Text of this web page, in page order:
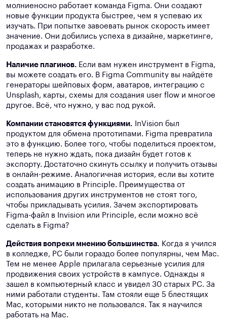
молниеносно работает команда Figma. Они создают
новые функции продукта быстрее, чем я успеваю их
изучать. При попытке завоевать рынок скорость имеет
значение. Они добились успеха в дизайне, маркетинге,
продажах и разработке.
Наличие плагинов. Если вам нужен инструмент в Figma,
вы можете создать его. В Figma Community вы найдёте
генераторы шейповых форм, аватаров, интеграцию с
Unsplash, карты, схемы для создания user flow и многое
другое. Всё, что нужно, у вас под рукой.
Компании становятся функциями. InVision был
продуктом для обмена прототипами. Figma превратила
это в функцию. Более того, чтобы поделиться проектом,
теперь не нужно ждать, пока дизайн будет готов к
экспорту. Достаточно скинуть ссылку и получить отзывы
в онлайн-режиме. Аналогичная история, если вы хотите
создать анимацию в Principle. Преимущества от
использования других инструментов не стоят того,
чтобы прикладывать усилия. Зачем экспортировать
Figma-файл в Invision или Principle, если можно всё
сделать в Figma?
Действия вопреки мнению большинства. Когда я учился
в колледже, PC были гораздо более популярны, чем Mac.
Тем не менее Apple прилагала серьезные усилия для
продвижения своих устройств в кампусе. Однажды я
зашел в компьютерный класс и увидел 30 старых PC. За
ними работали студенты. Там стояли еще 5 блестящих
Mac, которыми никто не пользовался. Так я научился
работать на Mac.